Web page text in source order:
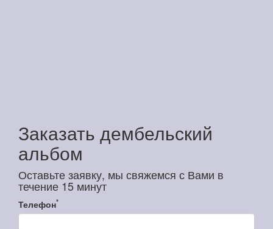
Заказать дембельский
альбом
Оставьте заявку, мы свяжемся с Вами в
течение 15 минут
Телефон*